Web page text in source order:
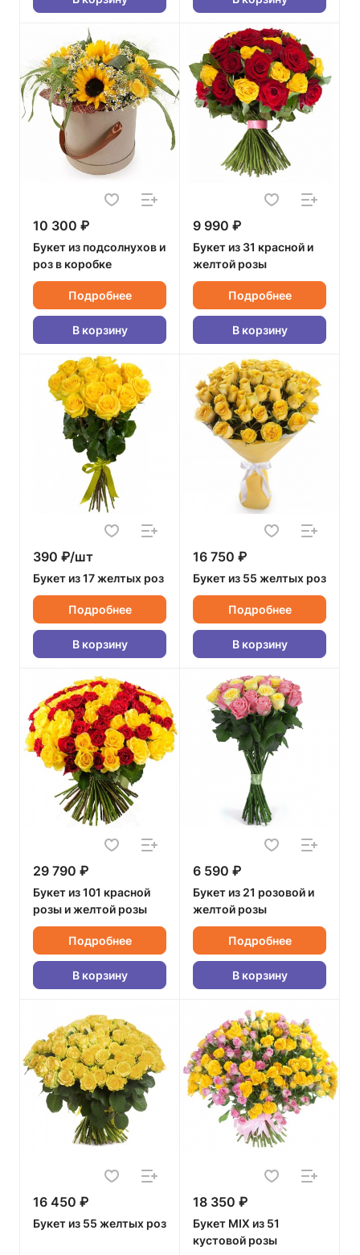
10 300 ₽
Букет из подсолнухов и
роз в коробке
Подробнее
В корзину
9 990 ₽
Букет из 31 красной и
желтой розы
Подробнее
В корзину
390 ₽/шт
Букет из 17 желтых роз
Подробнее
В корзину
16 750 ₽
Букет из 55 желтых роз
Подробнее
В корзину
29 790 ₽
Букет из 101 красной
розы и желтой розы
Подробнее
В корзину
6 590 ₽
Букет из 21 розовой и
желтой розы
Подробнее
В корзину
16 450 ₽
Букет из 55 желтых роз
18 350 ₽
Букет MIX из 51
кустовой розы